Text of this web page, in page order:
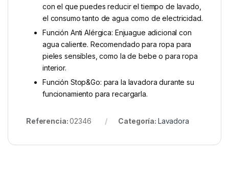
con el que puedes reducir el tiempo de lavado,
el consumo tanto de agua como de electricidad.
Función Anti Alérgica: Enjuague adicional con
agua caliente. Recomendado para ropa para
pieles sensibles, como la de bebe o para ropa
interior.
Función Stop&Go: para la lavadora durante su
funcionamiento para recargarla.
Referencia:02346 Categoría: Lavadora